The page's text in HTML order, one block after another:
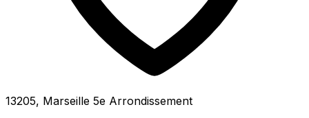
13205, Marseille 5e Arrondissement